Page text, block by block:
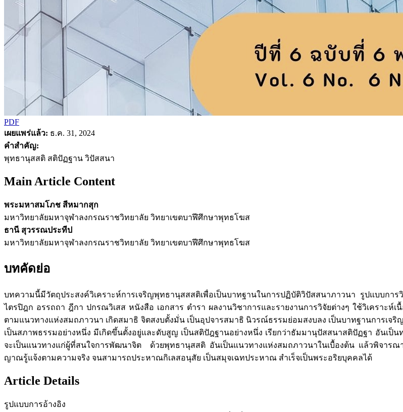
PDF
เผยแพร่แล้ว: ธ.ค. 31, 2024
คำสำคัญ:
พุทธานุสสติ สติปัฏฐาน วิปัสสนา
Main Article Content
พระมหาสมโภช สีหมากสุก
มหาวิทยาลัยมหาจุฬาลงกรณราชวิทยาลัย วิทยาเขตบาฬีศึกษาพุทธโฆส
ธานี สุวรรณประทีป
มหาวิทยาลัยมหาจุฬาลงกรณราชวิทยาลัย วิทยาเขตบาฬีศึกษาพุทธโฆส
บทคัดย่อ
บทความนี้มีวัตถุประสงค์วิเคราะห์การเจริญพุทธานุสสสติเพื่อเป็นบาทฐานในการปฏิบัติวิปัสสนาภาวนา รูปแบบก
ไตรปิฎก อรรถถา ฎีกา ปกรณวิเสส หนังสือ เอกสาร ตำรา ผลงานวิชาการและรายงานการวิจัยต่างๆ ใช้วิเคราะ
ตามแนวทางแห่งสมถภาวนา เกิดสมาธิ จิตสงบตั้งมั่น เป็นอุปจารสมาธิ นิวรณ์ธรรมย่อมสงบลง เป็นบาทฐานการเ
เป็นสภาพธรรมอย่างหนึ่ง มีเกิดขึ้นตั้งอยู่และดับสูญ เป็นสติปัฎฐานอย่างหนึ่ง เรียกว่าธัมมานุปัสสนาสติปัฏฐา อันเป็
จะเป็นแนวทางแก่ผู้ที่สนใจการพัฒนาจิต ด้วยพุทธานุสสติ อันเป็นแนวทางแห่งสมถภาวนาในเบื้องต้น แล้วพิจาร
ญาณรู้แจ้งตามความจริง จนสามารถประหาณกิเลสอนุสัย เป็นสมุจเฉทประหาณ สำเร็จเป็นพระอริยบุคคลได้
Article Details
รูปแบบการอ้างอิง